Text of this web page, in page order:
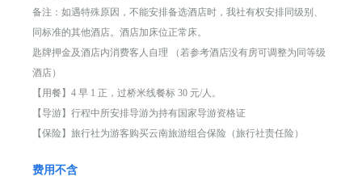
备注：如遇特殊原因，不能安排备选酒店时，我社有权安排同级别、
同标准的其他酒店。酒店加床位正常床。
匙牌押金及酒店内消费客人自理 （若参考酒店没有房可调整为同等级
酒店）
【用餐】4 早 1 正，过桥米线餐标 30 元/人。
【导游】行程中所安排导游为持有国家导游资格证
【保险】旅行社为游客购买云南旅游组合保险（旅行社责任险）
费用不含